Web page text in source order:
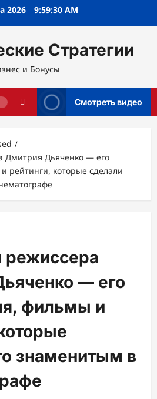
2026 9:59:31 AM
Стратегии
и Бонусы
Смотреть видео
Дмитрия Дьяченко — его
рейтинги, которые сделали
режиссера
— его
фильмы и
знаменитым в